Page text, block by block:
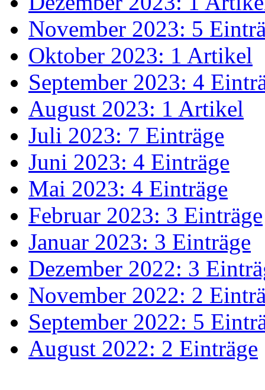
November 2023: 5
Oktober 2023: 1 Artikel
September 2023: 4
August 2023: 1 Artikel
Juli 2023: 7 Einträge
Juni 2023: 4 Einträge
Mai 2023: 4 Einträge
Februar 2023: 3 Einträge
Januar 2023: 3 Einträge
Dezember 2022: 3
November 2022: 2
September 2022: 5
August 2022: 2 Einträge